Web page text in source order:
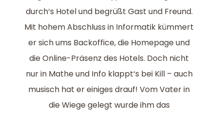
durch‘s Hotel und begrüßt Gast und Freund.
Mit hohem Abschluss in Informatik kümmert
er sich ums Backoffice, die Homepage und
die Online-Präsenz des Hotels. Doch nicht
nur in Mathe und Info klappt‘s bei Kill – auch
musisch hat er einiges drauf! Vom Vater in
die Wiege gelegt wurde ihm das